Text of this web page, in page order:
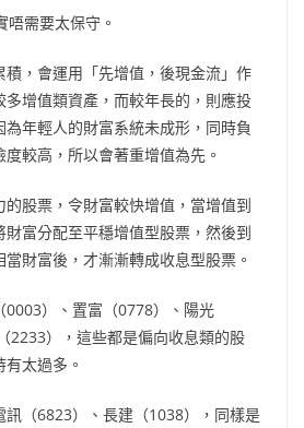
需要太保守。
積，會運用「先增值，後現金流」作
多增值類資產，而較年長的，則應投
年輕人的財富系統未成形，同時負
較高，所以會著重增值為先。
股票，令財富較快增值，當增值到
富分配至平穩增值型股票，然後到
財富後，才漸漸轉成收息型股票。
0003）、置富（0778）、陽光
2233），這些都是偏向收息類的股
太過多。
訊（6823）、長建（1038），同樣是